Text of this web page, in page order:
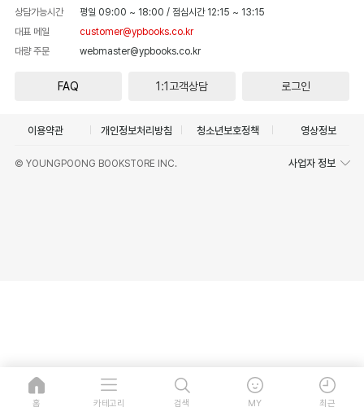
상담가능시간 평일 09:00 ~ 18:00 / 점심시간 12:15 ~ 13:15
대표 메일
customer@ypbooks.co.kr
대량 주문
webmaster@ypbooks.co.kr
FAQ 1:1고객상담 로그인
이용약관 개인정보처리방침 청소년보호정책 영상정보
© YOUNGPOONG BOOKSTORE INC. 사업자 정보
홈 카테고리 검색 MY 최근